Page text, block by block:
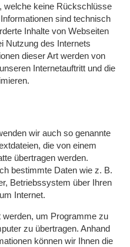
welche keine Rückschlüsse
sind technisch
Inhalte von Webseiten
Nutzung des Internets
dieser Art werden von
Internetauftritt und die
wir auch so genannte
die von einem
übertragen werden.
bestimmte Daten wie z. B.
Betriebssystem über Ihren
Internet.
um Programme zu
zu übertragen. Anhand
können wir Ihnen die